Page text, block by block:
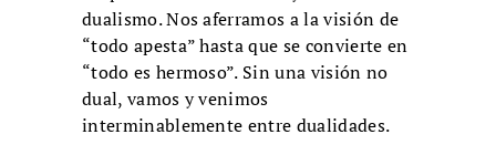
dualismo. Nos aferramos a la visión de
“todo apesta” hasta que se convierte en
“todo es hermoso”. Sin una visión no
dual, vamos y venimos
interminablemente entre dualidades.